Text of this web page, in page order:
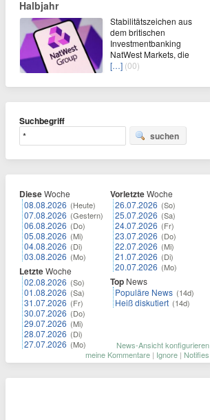
Halbjahr
Stabilitätszeichen aus
dem britischen
Investmentbanking
NatWest Markets, die
[…] (00)
Suchbegriff
suchen
DieseWoche
08.08.2026 (Heute)
07.08.2026 (Gestern)
06.08.2026 (Do)
05.08.2026 (Mi)
04.08.2026 (Di)
03.08.2026 (Mo)
LetzteWoche
02.08.2026 (So)
01.08.2026 (Sa)
31.07.2026 (Fr)
30.07.2026 (Do)
29.07.2026 (Mi)
28.07.2026 (Di)
27.07.2026 (Mo)
VorletzteWoche
26.07.2026 (So)
25.07.2026 (Sa)
24.07.2026 (Fr)
23.07.2026 (Do)
22.07.2026 (Mi)
21.07.2026 (Di)
20.07.2026 (Mo)
Top News
Populäre News (14d)
Heiß diskutiert (14d)
News-Ansicht konfigurieren
meine Kommentare | Ignore | Notifies